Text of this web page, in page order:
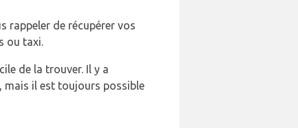
rappeler de récupérer vos
ou taxi.
de la trouver. Il y a
mais il est toujours possible